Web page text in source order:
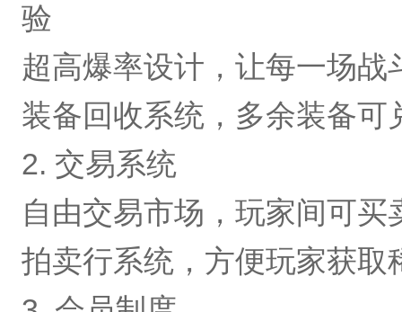
验
超高爆率设计，让每一场战
装备回收系统，多余装备可
2. 交易系统
自由交易市场，玩家间可买
拍卖行系统，方便玩家获取